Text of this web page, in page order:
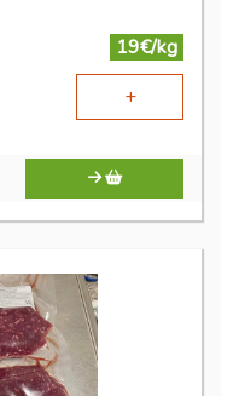
19€/kg
+